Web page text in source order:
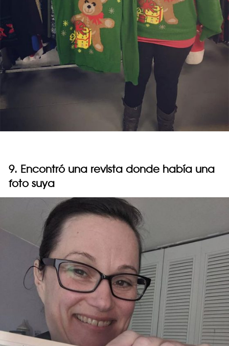
9. Encontró una revista donde había una
foto suya